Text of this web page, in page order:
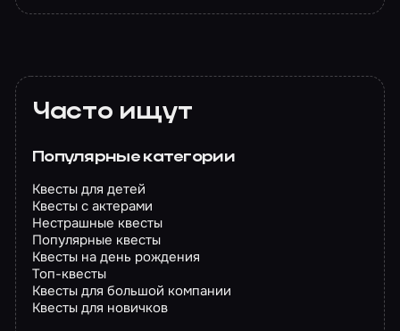
Часто ищут
Популярные категории
Квесты для детей
Квесты с актерами
Нестрашные квесты
Популярные квесты
Квесты на день рождения
Топ-квесты
Квесты для большой компании
Квесты для новичков